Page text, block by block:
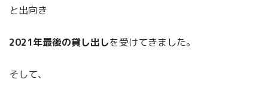
と出向き
2021年最後の貸し出しを受けてきました。
そして、